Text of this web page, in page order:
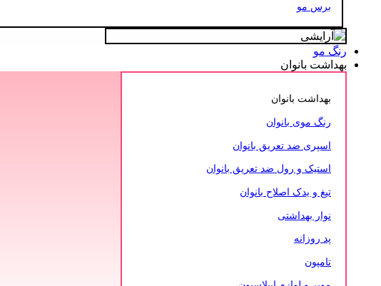
برس مو
رنگ مو
بهداشت بانوان
بهداشت بانوان
رنگ موی بانوان
اسپری ضد تعریق بانوان
استیک و رول ضد تعریق بانوان
تیغ و یدک اصلاح بانوان
نوار بهداشتی
پد روزانه
تامپون